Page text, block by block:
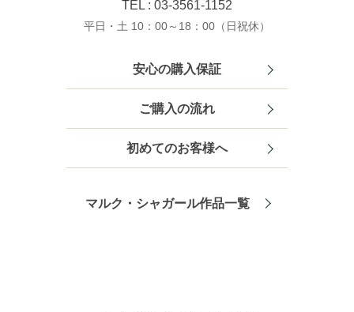
TEL : 03-3561-1152
平日・土 10：00～18：00（日祝休）
安心の購入保証
ご購入の流れ
初めてのお客様へ
マルク・シャガール作品一覧